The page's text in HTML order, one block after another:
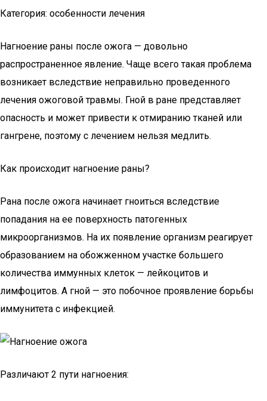
Категория: особенности лечения
Нагноение раны после ожога — довольно
распространенное явление. Чаще всего такая проблема
возникает вследствие неправильно проведенного
лечения ожоговой травмы. Гной в ране представляет
опасность и может привести к отмиранию тканей или
гангрене, поэтому с лечением нельзя медлить.
Как происходит нагноение раны?
Рана после ожога начинает гноиться вследствие
попадания на ее поверхность патогенных
микроорганизмов. На их появление организм реагирует
образованием на обожженном участке большего
количества иммунных клеток — лейкоцитов и
лимфоцитов. А гной — это побочное проявление борьбы
иммунитета с инфекцией.
Различают 2 пути нагноения: